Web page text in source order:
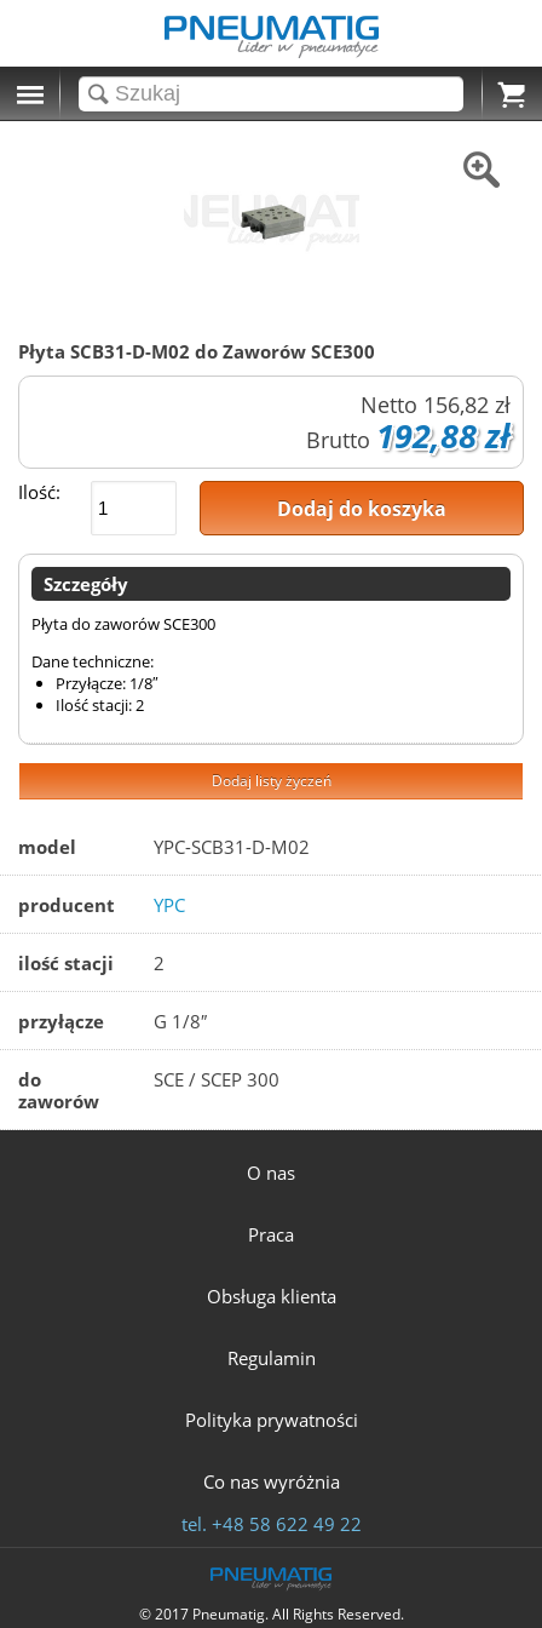
Cart
Płyta SCB31-D-M02 do Zaworów SCE300
Netto 156,82 zł
Brutto 192,88 zł
Ilość:
Dodaj do koszyka
Szczegóły
Płyta do zaworów SCE300
Dane techniczne:
Przyłącze: 1/8″
Ilość stacji: 2
Dodaj listy życzeń
model YPC-SCB31-D-M02
producent YPC
ilość stacji 2
przyłącze G 1/8″
do
zaworów
SCE / SCEP 300
O nas
Praca
Obsługa klienta
Regulamin
Polityka prywatności
Co nas wyróżnia
tel. +48 58 622 49 22
© 2017 Pneumatig. All Rights Reserved.